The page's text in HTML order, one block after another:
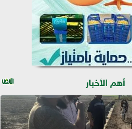
أهم الأخبار